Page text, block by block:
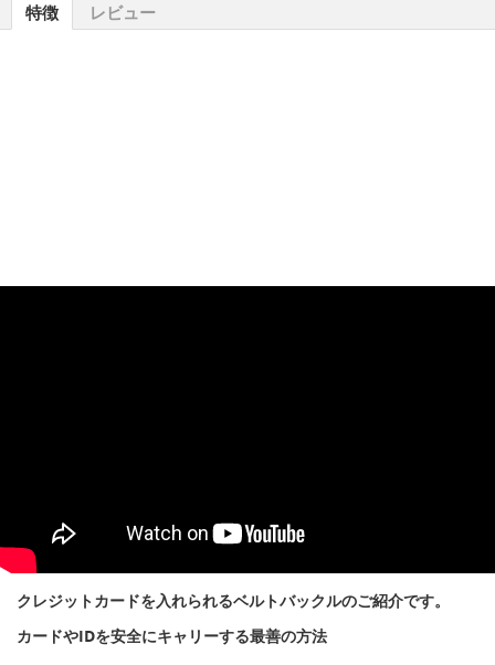
特徴 レビュー
クレジットカードを入れられるベルトバックルのご紹介です。
カードやIDを安全にキャリーする最善の方法